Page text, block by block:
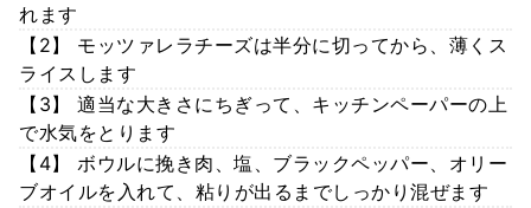
れます
【2】 モッツァレラチーズは半分に切ってから、薄くス
ライスします
【3】 適当な大きさにちぎって、キッチンペーパーの上
で水気をとります
【4】 ボウルに挽き肉、塩、ブラックペッパー、オリー
ブオイルを入れて、粘りが出るまでしっかり混ぜます